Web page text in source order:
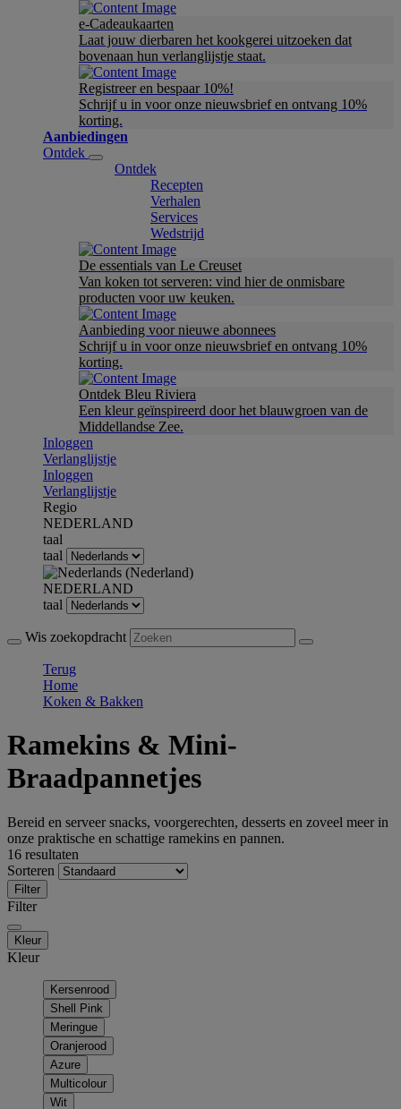
e-Cadeaukaarten
Laat jouw dierbaren het kookgerei uitzoeken dat
bovenaan hun verlanglijstje staat.
Registreer en bespaar 10%!
Schrijf u in voor onze nieuwsbrief en ontvang 10%
korting.
Aanbiedingen
Ontdek
Ontdek
Recepten
Verhalen
Services
Wedstrijd
De essentials van Le Creuset
Van koken tot serveren: vind hier de onmisbare
producten voor uw keuken.
Aanbieding voor nieuwe abonnees
Schrijf u in voor onze nieuwsbrief en ontvang 10%
korting.
Ontdek Bleu Riviera
Een kleur geïnspireerd door het blauwgroen van de
Middellandse Zee.
Inloggen
Verlanglijstje
Inloggen
Verlanglijstje
Regio
NEDERLAND
taal
taal
NEDERLAND
taal
Wis zoekopdracht
Terug
Home
Koken & Bakken
Ramekins & Mini-
Braadpannetjes
Bereid en serveer snacks, voorgerechten, desserts en zoveel meer in
onze praktische en schattige ramekins en pannen.
16 resultaten
Sorteren
Filter
Filter
Kleur
Kleur
Kersenrood
Shell Pink
Meringue
Oranjerood
Azure
Multicolour
Wit